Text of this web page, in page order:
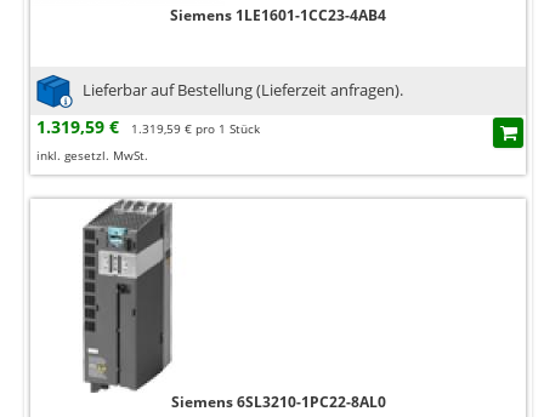
Siemens 1LE1601-1CC23-4AB4
Lieferbar auf Bestellung (Lieferzeit anfragen).
1.319,59 €
1.319,59 € pro 1 Stück
inkl. gesetzl. MwSt.
Siemens 6SL3210-1PC22-8AL0